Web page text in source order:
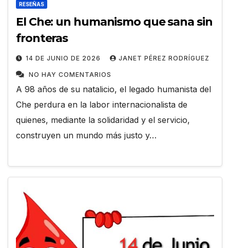
RESEÑAS
El Che: un humanismo que sana sin
fronteras
14 DE JUNIO DE 2026 JANET PÉREZ RODRÍGUEZ
NO HAY COMENTARIOS
A 98 años de su natalicio, el legado humanista del
Che perdura en la labor internacionalista de
quienes, mediante la solidaridad y el servicio,
construyen un mundo más justo y…